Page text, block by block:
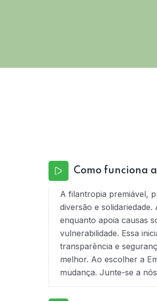
Como funciona
A filantropia premiável,
diversão e
enquanto apoia causas
vulnerabilidade. Essa
transparência e
melhor. Ao escolher a
mudança. Junte-se a